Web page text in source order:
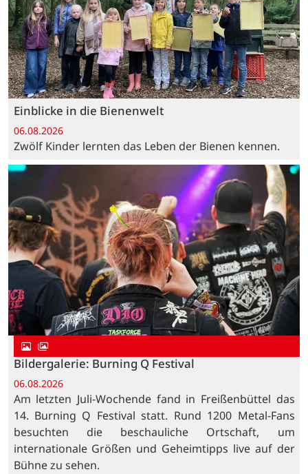
Einblicke in die Bienenwelt
06.08.2026
Zwölf Kinder lernten das Leben der Bienen kennen.
Bildergalerie: Burning Q Festival
06.08.2026
Am letzten Juli-Wochende fand in Freißenbüttel das
14. Burning Q Festival statt. Rund 1200 Metal-Fans
besuchten die beschauliche Ortschaft, um
internationale Größen und Geheimtipps live auf der
Bühne zu sehen.